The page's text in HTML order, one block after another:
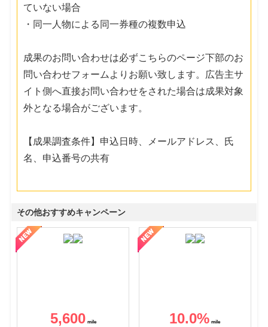
ていない場合
・同一人物による同一券種の複数申込
成果のお問い合わせは必ずこちらのページ下部のお
問い合わせフォームよりお願い致します。広告主サ
イト側へ直接お問い合わせをされた場合は成果対象
外となる場合がございます。
【成果調査条件】申込日時、メールアドレス、氏
名、申込番号の共有
その他おすすめキャンペーン
5,600 10.0%